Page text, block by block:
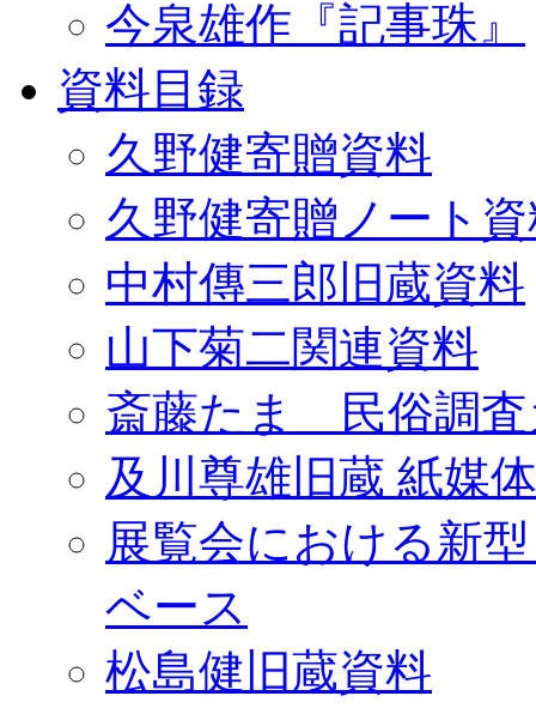
今泉雄作『記事珠』
資料目録
久野健寄贈資料
久野健寄贈ノート
中村傳三郎旧蔵資料
山下菊二関連資料
斎藤たま 民俗調査
及川尊雄旧蔵 紙媒
展覧会における新
ベース
松島健旧蔵資料